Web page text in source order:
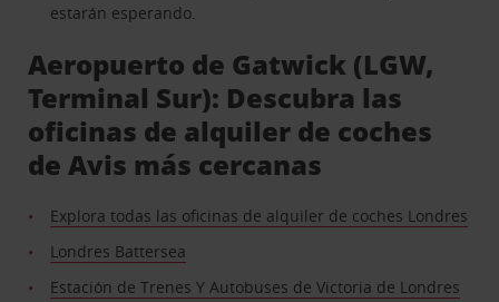
estarán esperando.
Aeropuerto de Gatwick (LGW,
Terminal Sur): Descubra las
oficinas de alquiler de coches
de Avis más cercanas
Explora todas las oficinas de alquiler de coches Londres
Londres Battersea
Estación de Trenes Y Autobuses de Victoria de Londres